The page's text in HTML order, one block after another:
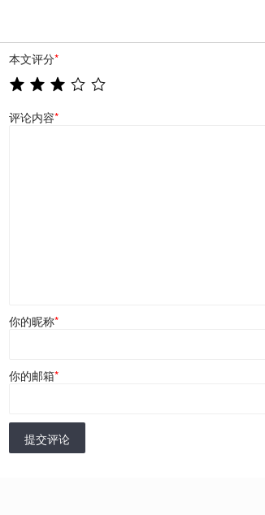
本文评分*
评论内容*
你的昵称*
你的邮箱*
提交评论